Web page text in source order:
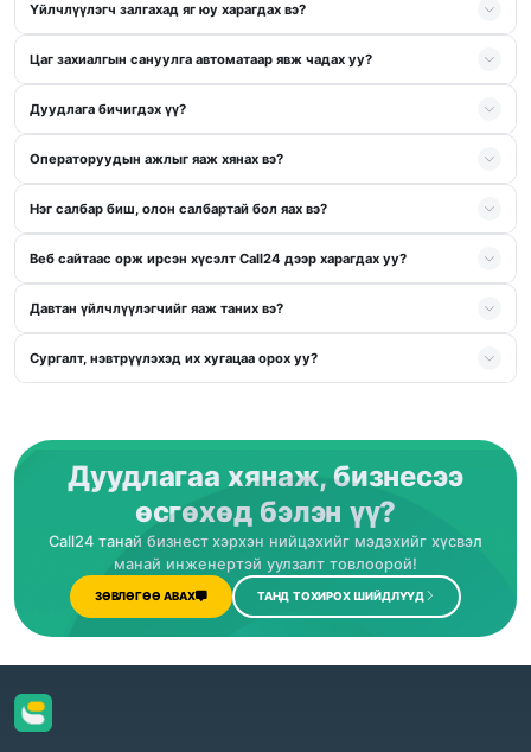
Үйлчлүүлэгч залгахад яг юу харагдах вэ?
Цаг захиалгын сануулга автоматаар явж чадах уу?
Дуудлага бичигдэх үү?
Операторуудын ажлыг яаж хянах вэ?
Нэг салбар биш, олон салбартай бол яах вэ?
Веб сайтаас орж ирсэн хүсэлт Call24 дээр харагдах уу?
Давтан үйлчлүүлэгчийг яаж таних вэ?
Сургалт, нэвтрүүлэхэд их хугацаа орох уу?
Дуудлагаа хянаж, бизнесээ
өсгөхөд бэлэн үү?
Call24 танай бизнест хэрхэн нийцэхийг мэдэхийг хүсвэл
манай инженертэй уулзалт товлоорой!
ЗӨВЛӨГӨӨ АВАХ ТАНД ТОХИРОХ ШИЙДЛҮҮД